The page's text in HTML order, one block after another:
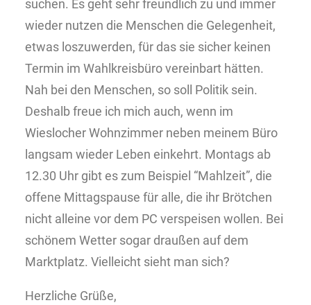
suchen. Es geht sehr freundlich zu und immer
wieder nutzen die Menschen die Gelegenheit,
etwas loszuwerden, für das sie sicher keinen
Termin im Wahlkreisbüro vereinbart hätten.
Nah bei den Menschen, so soll Politik sein.
Deshalb freue ich mich auch, wenn im
Wieslocher Wohnzimmer neben meinem Büro
langsam wieder Leben einkehrt. Montags ab
12.30 Uhr gibt es zum Beispiel “Mahlzeit”, die
offene Mittagspause für alle, die ihr Brötchen
nicht alleine vor dem PC verspeisen wollen. Bei
schönem Wetter sogar draußen auf dem
Marktplatz. Vielleicht sieht man sich?
Herzliche Grüße,